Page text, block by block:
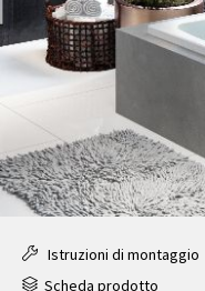
Istruzioni di montaggio
Scheda prodotto